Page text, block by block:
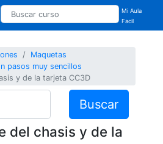
Mi Aula
Facil
Maquetas
pasos muy sencillos
y de la tarjeta CC3D
Buscar
del chasis y de la